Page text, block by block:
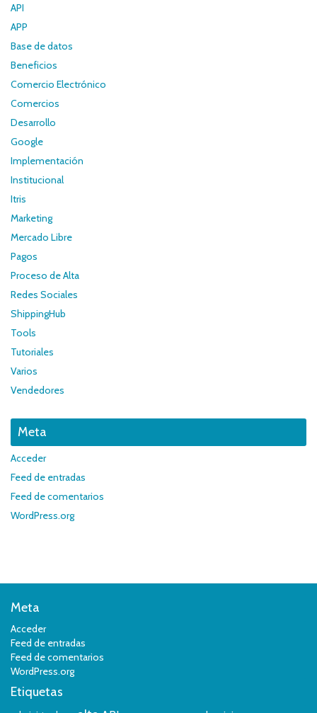
API
APP
Base de datos
Beneficios
Comercio Electrónico
Comercios
Desarrollo
Google
Implementación
Institucional
Itris
Marketing
Mercado Libre
Pagos
Proceso de Alta
Redes Sociales
ShippingHub
Tools
Tutoriales
Varios
Vendedores
Meta
Acceder
Feed de entradas
Feed de comentarios
WordPress.org
Meta
Acceder
Feed de entradas
Feed de comentarios
WordPress.org
Etiquetas